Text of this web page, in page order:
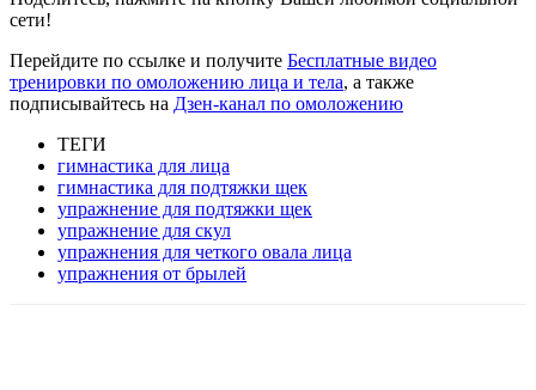
сети!
Перейдите по ссылке и получите Бесплатные видео
тренировки по омоложению лица и тела, а также
подписывайтесь на Дзен-канал по омоложению
ТЕГИ
гимнастика для лица
гимнастика для подтяжки щек
упражнение для подтяжки щек
упражнение для скул
упражнения для четкого овала лица
упражнения от брылей